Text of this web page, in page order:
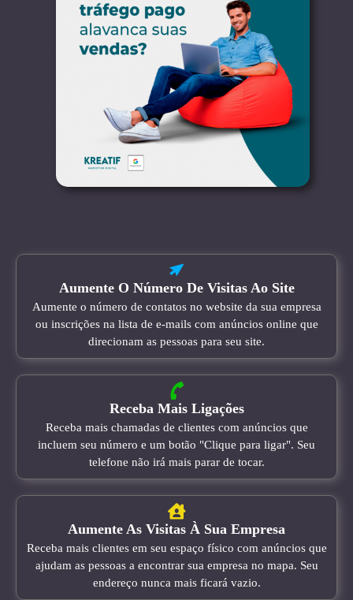
Aumente O Número De Visitas Ao Site
Aumente o número de contatos no website da sua empresa
ou inscrições na lista de e-mails com anúncios online que
direcionam as pessoas para seu site.
Receba Mais Ligações
Receba mais chamadas de clientes com anúncios que
incluem seu número e um botão "Clique para ligar". Seu
telefone não irá mais parar de tocar.
Aumente As Visitas À Sua Empresa
Receba mais clientes em seu espaço físico com anúncios que
ajudam as pessoas a encontrar sua empresa no mapa. Seu
endereço nunca mais ficará vazio.